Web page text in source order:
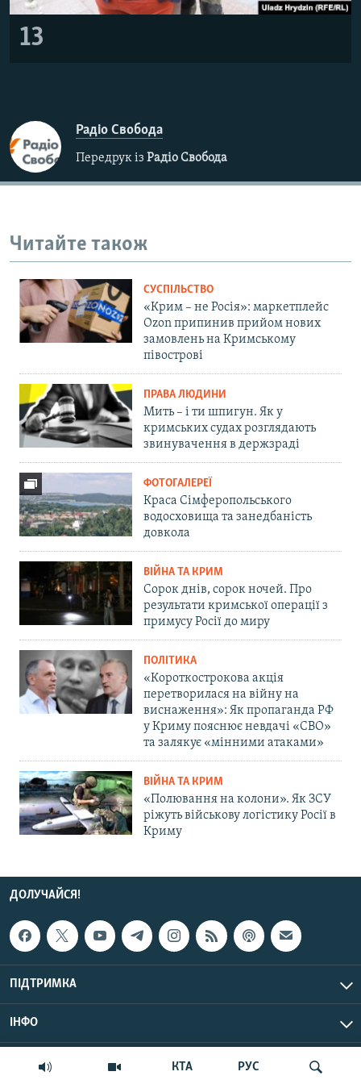
КТА РУС
13
Радіо Свобода
Передрук із Радіо Свобода
Читайте також
СУСПІЛЬСТВО
«Крим – не Росія»: маркетплейс
Ozon припинив прийом нових
замовлень на Кримському
півострові
ПРАВА ЛЮДИНИ
Мить – і ти шпигун. Як у
кримських судах розглядають
звинувачення в держзраді
ФОТОГАЛЕРЕЇ
Краса Сімферопольського
водосховища та занедбаність
довкола
ВІЙНА ТА КРИМ
Сорок днів, сорок ночей. Про
результати кримської операції з
примусу Росії до миру
ПОЛІТИКА
«Короткострокова акція
перетворилася на війну на
виснаження»: Як пропаганда РФ
у Криму пояснює невдачі «СВО»
та залякує «мінними атаками»
ВІЙНА ТА КРИМ
«Полювання на колони». Як ЗСУ
ріжуть військову логістику Росії в
Криму
ДОЛУЧАЙСЯ!
ПІДТРИМКА
ІНФО
© Крим.Реалії, 2026 | Усі права застережено.